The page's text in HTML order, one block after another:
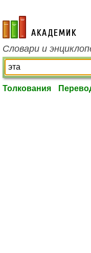
academic.ru
Словари и
Толкования